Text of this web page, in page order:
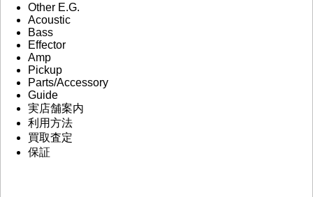
Other E.G.
Acoustic
Bass
Effector
Amp
Pickup
Parts/Accessory
Guide
実店舗案内
利用方法
買取査定
保証